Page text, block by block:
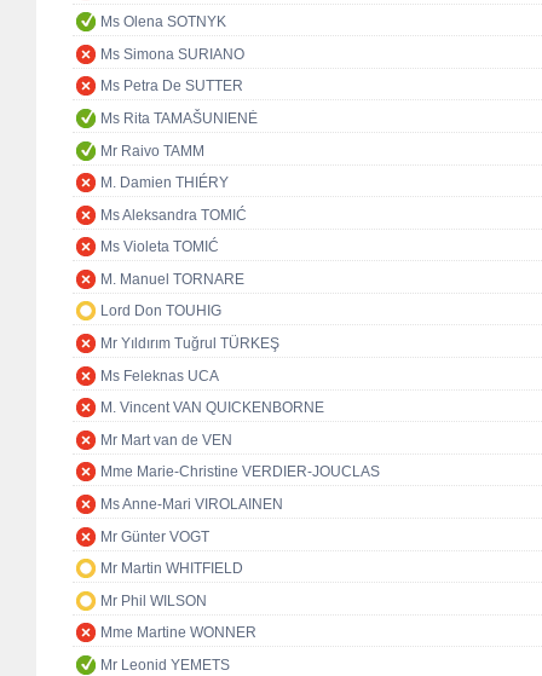
Ms Olena SOTNYK
Ms Simona SURIANO
Ms Petra De SUTTER
Ms Rita TAMAŠUNIENĖ
Mr Raivo TAMM
M. Damien THIÉRY
Ms Aleksandra TOMIĆ
Ms Violeta TOMIĆ
M. Manuel TORNARE
Lord Don TOUHIG
Mr Yıldırım Tuğrul TÜRKEŞ
Ms Feleknas UCA
M. Vincent VAN QUICKENBORNE
Mr Mart van de VEN
Mme Marie-Christine VERDIER-JOUCLAS
Ms Anne-Mari VIROLAINEN
Mr Günter VOGT
Mr Martin WHITFIELD
Mr Phil WILSON
Mme Martine WONNER
Mr Leonid YEMETS